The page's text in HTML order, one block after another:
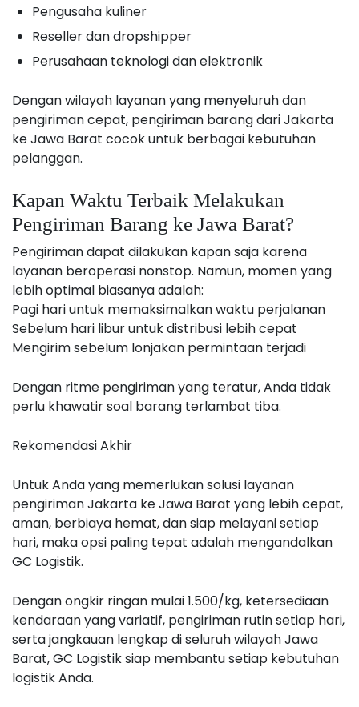
Pengusaha kuliner
Reseller dan dropshipper
Perusahaan teknologi dan elektronik
Dengan wilayah layanan yang menyeluruh dan
pengiriman cepat, pengiriman barang dari Jakarta
ke Jawa Barat cocok untuk berbagai kebutuhan
pelanggan.
Kapan Waktu Terbaik Melakukan
Pengiriman Barang ke Jawa Barat?
Pengiriman dapat dilakukan kapan saja karena
layanan beroperasi nonstop. Namun, momen yang
lebih optimal biasanya adalah:
Pagi hari untuk memaksimalkan waktu perjalanan
Sebelum hari libur untuk distribusi lebih cepat
Mengirim sebelum lonjakan permintaan terjadi
Dengan ritme pengiriman yang teratur, Anda tidak
perlu khawatir soal barang terlambat tiba.
Rekomendasi Akhir
Untuk Anda yang memerlukan solusi layanan
pengiriman Jakarta ke Jawa Barat yang lebih cepat,
aman, berbiaya hemat, dan siap melayani setiap
hari, maka opsi paling tepat adalah mengandalkan
GC Logistik.
Dengan ongkir ringan mulai 1.500/kg, ketersediaan
kendaraan yang variatif, pengiriman rutin setiap hari,
serta jangkauan lengkap di seluruh wilayah Jawa
Barat, GC Logistik siap membantu setiap kebutuhan
logistik Anda.